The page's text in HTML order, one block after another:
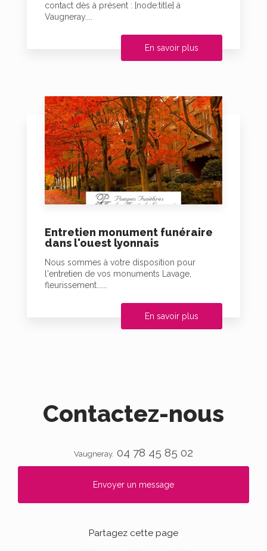
contact dès à présent : [node:title] à
Vaugneray....
En savoir plus
Entretien monument funéraire
dans l'ouest lyonnais
Nous sommes à votre disposition pour
l'entretien de vos monuments Lavage,
fleurissement......
En savoir plus
Contactez-nous
Vaugneray. 04 78 45 85 02
Envoyer un message
Partagez cette page